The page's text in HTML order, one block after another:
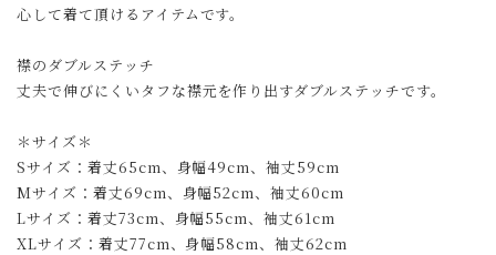
心して着て頂けるアイテムです。
襟のダブルステッチ
丈夫で伸びにくいタフな襟元を作り出すダブルステッチです。
＊サイズ＊
Sサイズ：着丈65cm、身幅49cm、袖丈59cm
Mサイズ：着丈69cm、身幅52cm、袖丈60cm
Lサイズ：着丈73cm、身幅55cm、袖丈61cm
XLサイズ：着丈77cm、身幅58cm、袖丈62cm